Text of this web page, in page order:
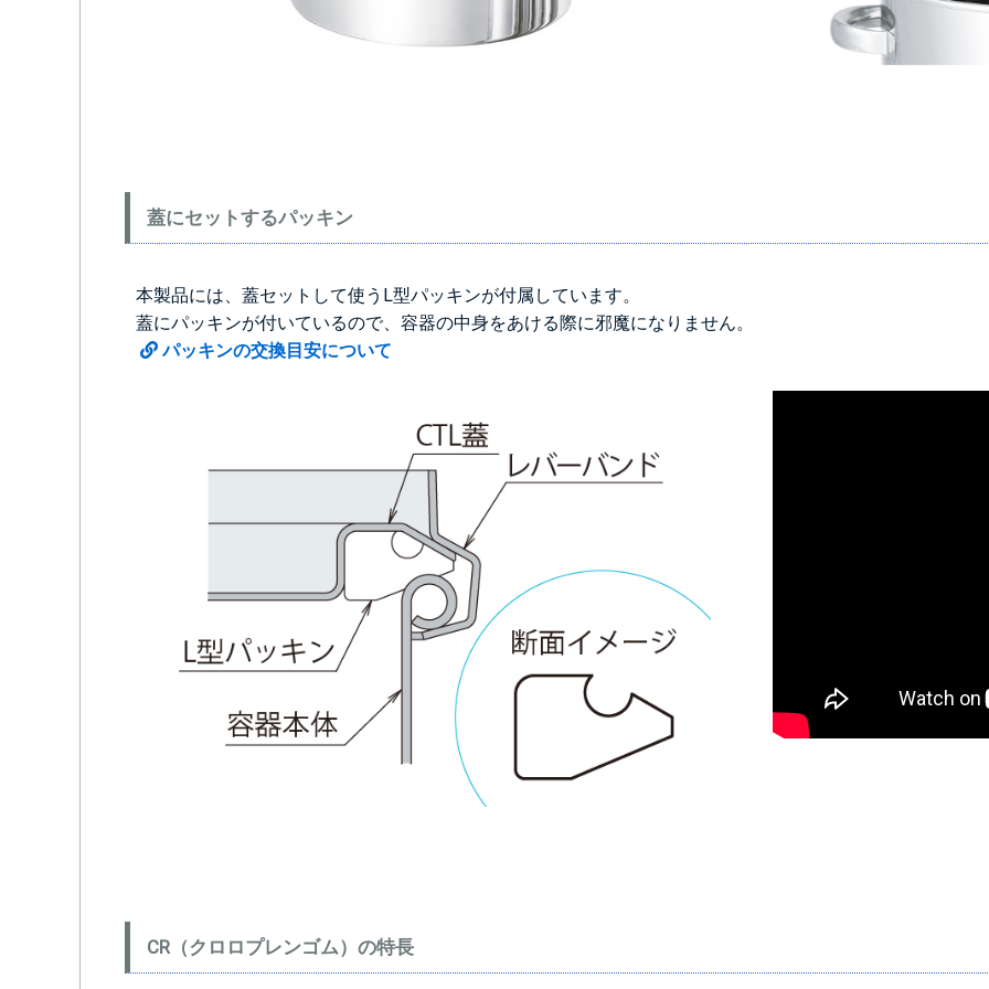
＞＞詳しくはこちら
蓋にセットするパッキン
本製品には、蓋セットして使うL型パッキンが付属しています。
蓋にパッキンが付いているので、容器の中身をあける際に邪魔になりません。
パッキンの交換目安について
CR（クロロプレンゴム）の特長